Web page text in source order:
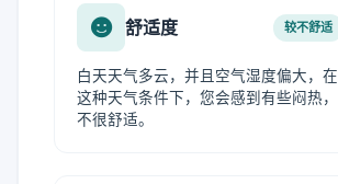
舒适度 较不舒适
白天天气多云，并且空气湿度偏大，在
这种天气条件下，您会感到有些闷热，
不很舒适。